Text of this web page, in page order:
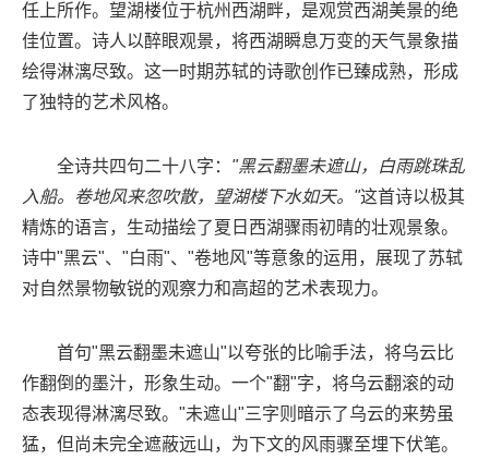
任上所作。望湖楼位于杭州西湖畔，是观赏西湖美景的绝
佳位置。诗人以醉眼观景，将西湖瞬息万变的天气景象描
绘得淋漓尽致。这一时期苏轼的诗歌创作已臻成熟，形成
了独特的艺术风格。
全诗共四句二十八字： "黑云翻墨未遮山，白雨跳珠乱
入船。卷地风来忽吹散，望湖楼下水如天。"这首诗以极其
精炼的语言，生动描绘了夏日西湖骤雨初晴的壮观景象。
诗中"黑云"、"白雨"、"卷地风"等意象的运用，展现了苏轼
对自然景物敏锐的观察力和高超的艺术表现力。
首句"黑云翻墨未遮山"以夸张的比喻手法，将乌云比
作翻倒的墨汁，形象生动。一个"翻"字，将乌云翻滚的动
态表现得淋漓尽致。"未遮山"三字则暗示了乌云的来势虽
猛，但尚未完全遮蔽远山，为下文的风雨骤至埋下伏笔。